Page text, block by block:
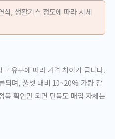
식, 생활기스 정도에 따라 시세
유무에 따라 가격 차이가 큽니다.
되며, 풀셋 대비 10~20% 가량 감
품 확인만 되면 단품도 매입 자체는